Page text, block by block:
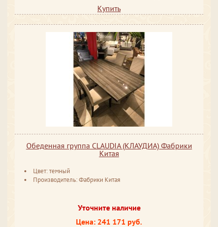
Купить
Обеденная группа CLAUDIA (КЛАУДИА) Фабрики
Китая
Цвет: темный
Производитель: Фабрики Китая
Уточните наличие
Цена: 241 171 руб.